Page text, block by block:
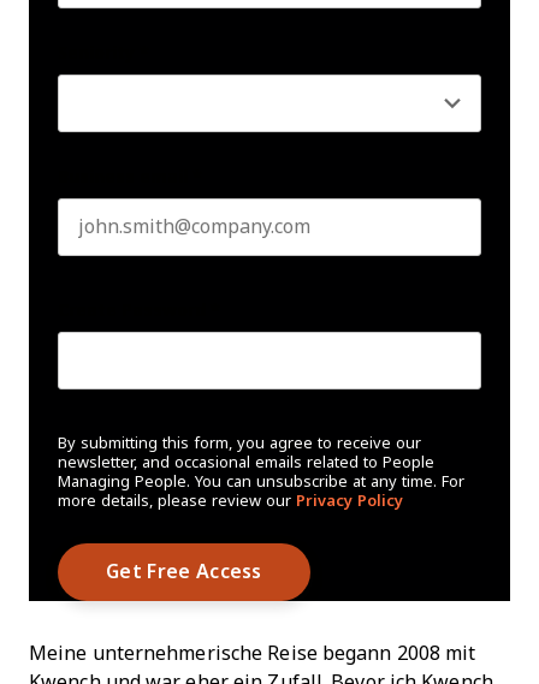
By submitting this form, you agree to receive our
newsletter, and occasional emails related to People
Managing People. You can unsubscribe at any time. For
more details, please review our Privacy Policy
Meine unternehmerische Reise begann 2008 mit